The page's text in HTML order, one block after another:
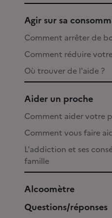
Agir sur sa
Comment arrêter de
Comment réduire
Où trouver de l'aide ?
Aider un proche
Comment aider votre
Comment vous faire
L'addiction et ses
famille
Alcoomètre
Questions/réponses